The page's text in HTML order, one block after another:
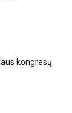
kongresų